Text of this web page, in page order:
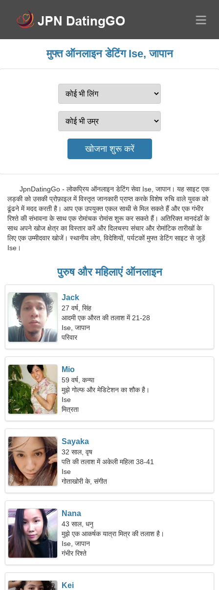
मुफ्त ऑनलाइन डेटिंग Ise, जापान
JpnDatingGo - लोकप्रिय ऑनलाइन डेटिंग सेवा Ise, जापान। यह साइट एक
लड़की को उसकी प्रोफ़ाइल में विस्तृत जानकारी प्राप्त करके विशेष रुचि वाले युवक को
ढूंढने में मदद करती है। आप एक उपयुक्त एकल साथी से मिल सकते हैं और एक गंभीर
रिश्ते की संभावना के साथ एक रोमांचक रोमांस शुरू कर सकते हैं। अतिरिक्त मानदंडों के
साथ अपने खोज क्षेत्र का विस्तार करें और दिलचस्प संचार और रोमांटिक तारीखों के
लिए एक उम्मीदवार खोजें। स्थानीय लोग, विदेशियों, पर्यटकों मुफ्त डेटिंग साइट से जुड़ें
Ise।
पुरुष और महिलाएं ऑनलाइन
Jack
27 वर्ष, सिंह
आदमी एक औरत की तलाश में 21-28
Ise, जापान
परिवार
Mio
59 वर्ष, कन्या
मुझे गोल्फ और मेडिटेशन का शौक है।
Ise
मित्रता
Sayaka
32 साल, वृष
पति की तलाश में अकेली महिला 38-41
Ise
गोताखोरी के, संगीत
Nana
43 साल, धनु
मुझे एक आकर्षक यात्रा मित्र की तलाश है।
Ise, जापान
गंभीर रिश्ते
Kei